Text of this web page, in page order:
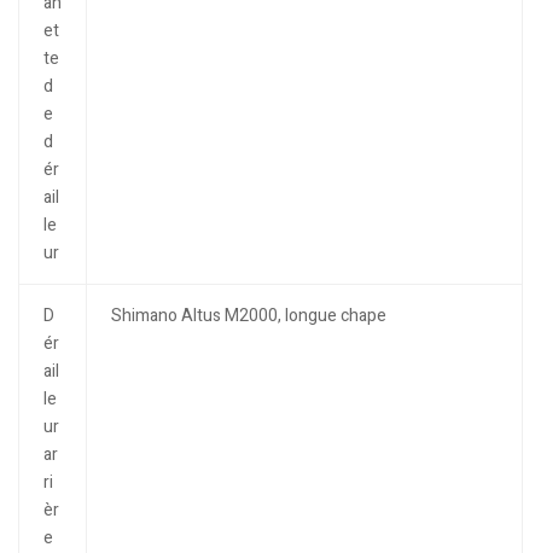
et
te
d
e
d
ér
ail
le
ur
D
ér
ail
le
ur
ar
ri
èr
e
Shimano Altus M2000, longue chape